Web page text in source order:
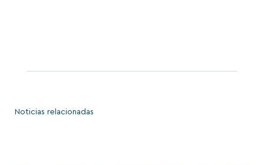
Noticias relacionadas